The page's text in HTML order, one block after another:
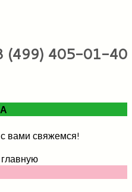
(499) 405-01-40
вами свяжемся!